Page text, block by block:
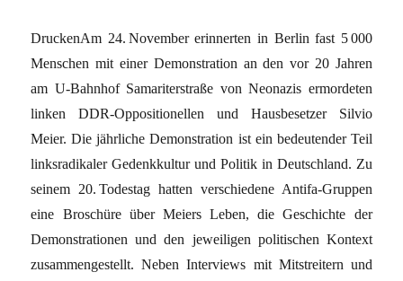
DruckenAm 24. November erinnerten in Berlin fast 5 000
Menschen mit einer Demonstration an den vor 20 Jahren
am U-Bahnhof Samariterstraße von Neonazis ermordeten
linken DDR-Oppositionellen und Hausbesetzer Silvio
Meier. Die jährliche Demonstration ist ein bedeutender Teil
linksradikaler Gedenkkultur und Politik in Deutschland. Zu
seinem 20. Todestag hatten verschiedene Antifa-Gruppen
eine Broschüre über Meiers Leben, die Geschichte der
Demonstrationen und den jeweiligen politischen Kontext
zusammengestellt. Neben Interviews mit Mitstreitern und